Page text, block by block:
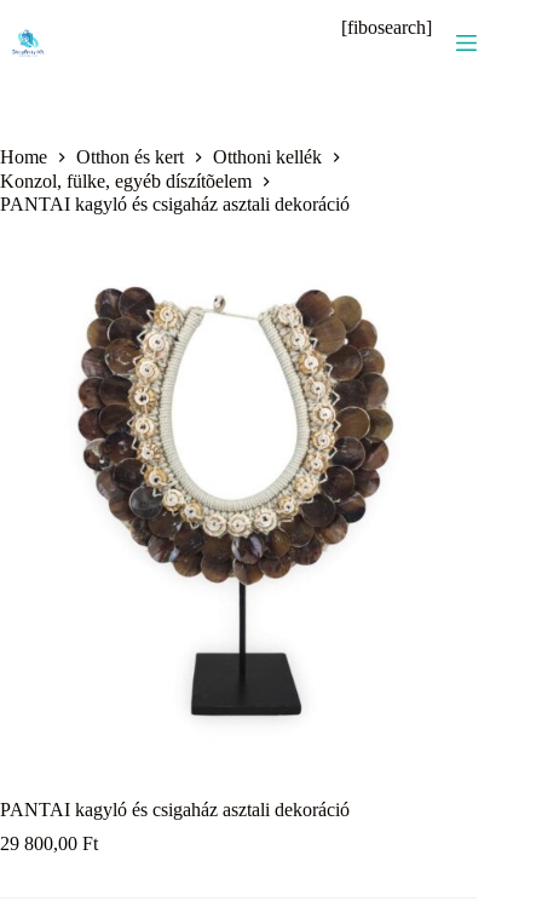
content
[fibosearch]
Home Otthon és kert
Otthoni kellék
Konzol, fülke, egyéb díszítõelem
PANTAI kagyló és csigaház asztali dekoráció
PANTAI kagyló és csigaház asztali dekoráció
29 800,00 Ft